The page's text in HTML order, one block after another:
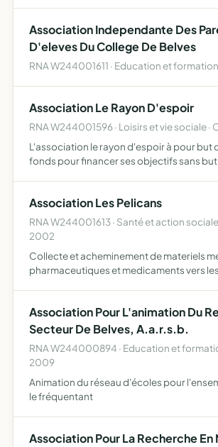
l'exploitation …
Association Independante Des
D'eleves Du College De Belves
RNA W244001611 · Education et
Association Le Rayon D'espoir
RNA W244001596 · Loisirs et vie sociale ·
L'association le rayon d'espoir à pour but
fonds pour financer ses objectifs sans
Association Les Pelicans
RNA W244001613 · Santé et action
2002
Collecte et acheminement de materiels
pharmaceutiques et medicaments vers
aide hum…
Association Pour L'animation Du
Secteur De Belves, A.a.r.s.b.
RNA W244000894 · Education et
2009
Animation du réseau d'écoles pour
le fréquentant
Association Pour La Recherche